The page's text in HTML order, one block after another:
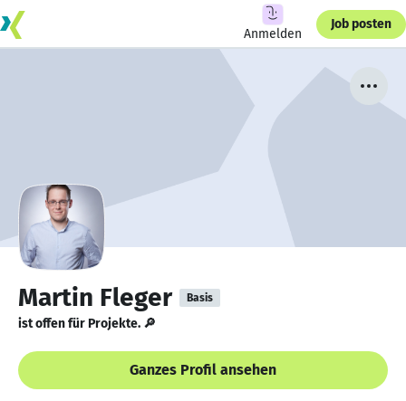
Anmelden
Job posten
Martin Fleger Basis
ist offen für Projekte. 🔎
Ganzes Profil ansehen